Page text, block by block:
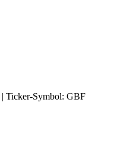
| Ticker-Symbol: GBF